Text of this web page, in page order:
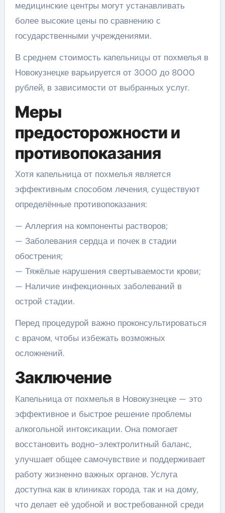
медицинские центры могут устанавливать
более высокие цены по сравнению с
государственными учреждениями.
В среднем стоимость капельницы от похмелья в
Новокузнецке варьируется от 3000 до 8000
рублей, в зависимости от выбранных услуг.
Меры
предосторожности и
противопоказания
Хотя капельница от похмелья является
эффективным способом лечения, существуют
определённые противопоказания:
— Аллергия на компоненты растворов;
— Заболевания сердца и почек в стадии
обострения;
— Тяжёлые нарушения свертываемости крови;
— Наличие инфекционных заболеваний в
острой стадии.
Перед процедурой важно проконсультироваться
с врачом, чтобы избежать возможных
осложнений.
Заключение
Капельница от похмелья в Новокузнецке — это
эффективное и быстрое решение проблемы
алкогольной интоксикации. Она помогает
восстановить водно-электролитный баланс,
улучшает общее самочувствие и поддерживает
работу жизненно важных органов. Услуга
доступна как в клиниках города, так и на дому,
что делает её удобной и востребованной среди